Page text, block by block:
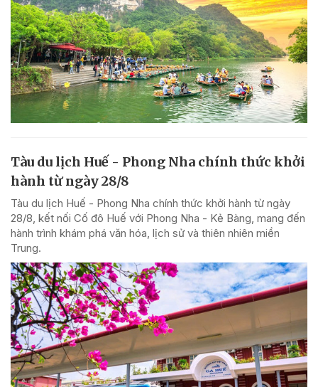
Tàu du lịch Huế - Phong Nha chính thức khởi
hành từ ngày 28/8
Tàu du lịch Huế - Phong Nha chính thức khởi hành từ ngày
28/8, kết nối Cố đô Huế với Phong Nha - Kẻ Bàng, mang đến
hành trình khám phá văn hóa, lịch sử và thiên nhiên miền
Trung.